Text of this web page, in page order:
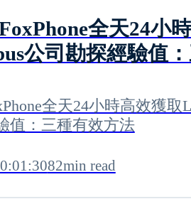
全天24小
公司勘探經驗值
全天24小時高效獲取
值：三種有效方法
82min read